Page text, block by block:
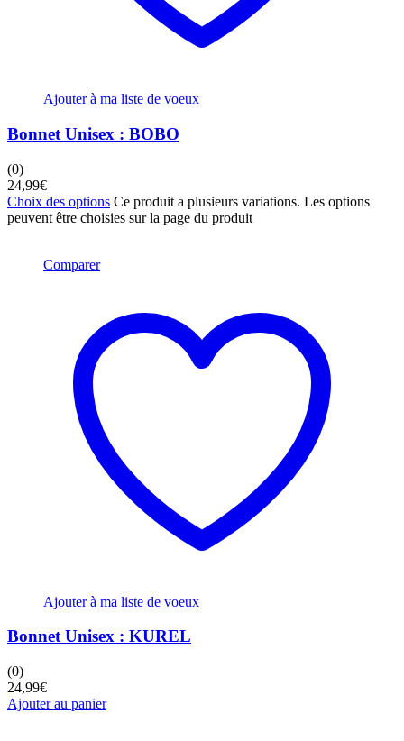
Ajouter à ma liste de voeux
Bonnet Unisex : BOBO
(0)
24,99€
Choix des options Ce produit a plusieurs variations. Les options
peuvent être choisies sur la page du produit
Comparer
Ajouter à ma liste de voeux
Bonnet Unisex : KUREL
(0)
24,99€
Ajouter au panier